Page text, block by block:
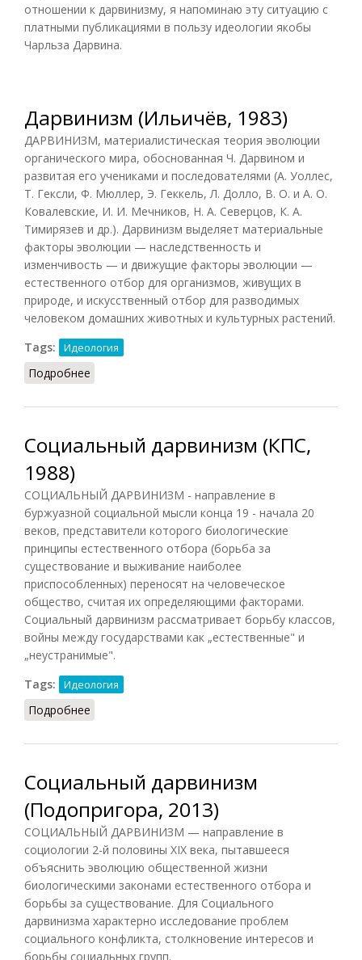
отношении к дарвинизму, я напоминаю эту ситуацию с
платными публикациями в пользу идеологии якобы
Чарльза Дарвина.
Дарвинизм (Ильичёв, 1983)
ДАРВИНИЗМ, материалистическая теория эволюции
органического мира, обоснованная Ч. Дарвином и
развитая его учениками и последователями (А. Уоллес,
Т. Гексли, Ф. Мюллер, Э. Геккель, Л. Долло, В. О. и А. О.
Ковалевские, И. И. Мечников, Н. А. Северцов, К. А.
Тимирязев и др.). Дарвинизм выделяет материальные
факторы эволюции — наследственность и
изменчивость — и движущие факторы эволюции —
естественного отбор для организмов, живущих в
природе, и искусственный отбор для разводимых
человеком домашних животных и культурных растений.
Tags:
Идеология
Подробнее
Социальный дарвинизм (КПС,
1988)
СОЦИАЛЬНЫЙ ДАРВИНИЗМ - направление в
буржуазной социальной мысли конца 19 - начала 20
веков, представители которого биологические
принципы естественного отбора (борьба за
существование и выживание наиболее
приспособленных) переносят на человеческое
общество, считая их определяющими факторами.
Социальный дарвинизм рассматривает борьбу классов,
войны между государствами как „естественные" и
„неустранимые".
Tags:
Идеология
Подробнее
Социальный дарвинизм
(Подопригора, 2013)
СОЦИАЛЬНЫЙ ДАРВИНИЗМ — направление в
социологии 2-й половины XIX века, пытавшееся
объяснить эволюцию общественной жизни
биологическими законами естественного отбора и
борьбы за существование. Для Социального
дарвинизма характерно исследование проблем
социального конфликта, столкновение интересов и
борьбы социальных групп.